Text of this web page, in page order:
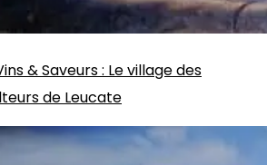
& Saveurs: Le village des
de Leucate